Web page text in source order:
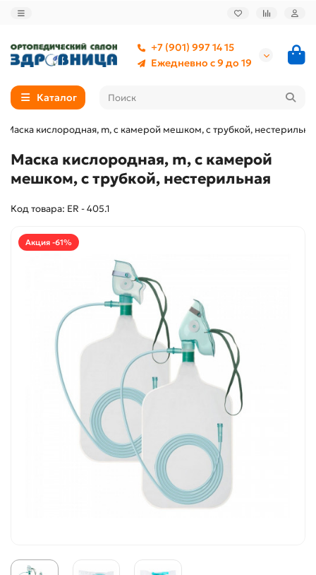
+7 (901) 997 14 15
Ежедневно с 9 до 19
Каталог
Маска кислородная, m, с камерой мешком, с трубкой,
Маска кислородная, m, с камерой
мешком, с трубкой, нестерильная
Код товара: ER - 405.1
Акция -61%